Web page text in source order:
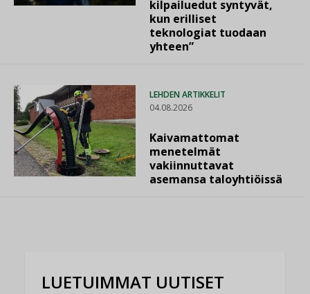
kilpailuedut syntyvät,
kun erilliset
teknologiat tuodaan
yhteen”
LEHDEN ARTIKKELIT
04.08.2026
Kaivamattomat
menetelmät
vakiinnuttavat
asemansa taloyhtiöissä
LUETUIMMAT UUTISET